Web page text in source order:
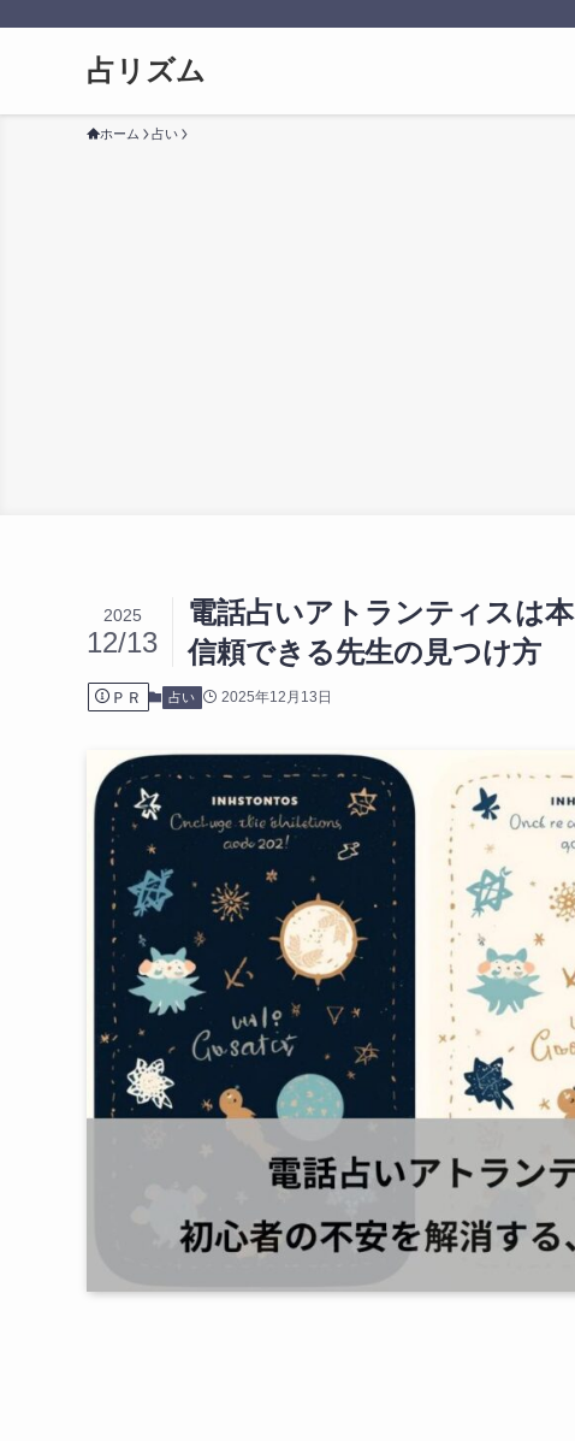
占リズム
ホーム 占い
電話占いアトランティスは
信頼できる先生の見つけ方
2025
12/13
ＰＲ 占い 2025年12月13日